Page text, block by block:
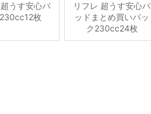
うす安心パ
枚
リフレ 超うす安心パ
ッドまとめ買いパッ
ク230cc24枚